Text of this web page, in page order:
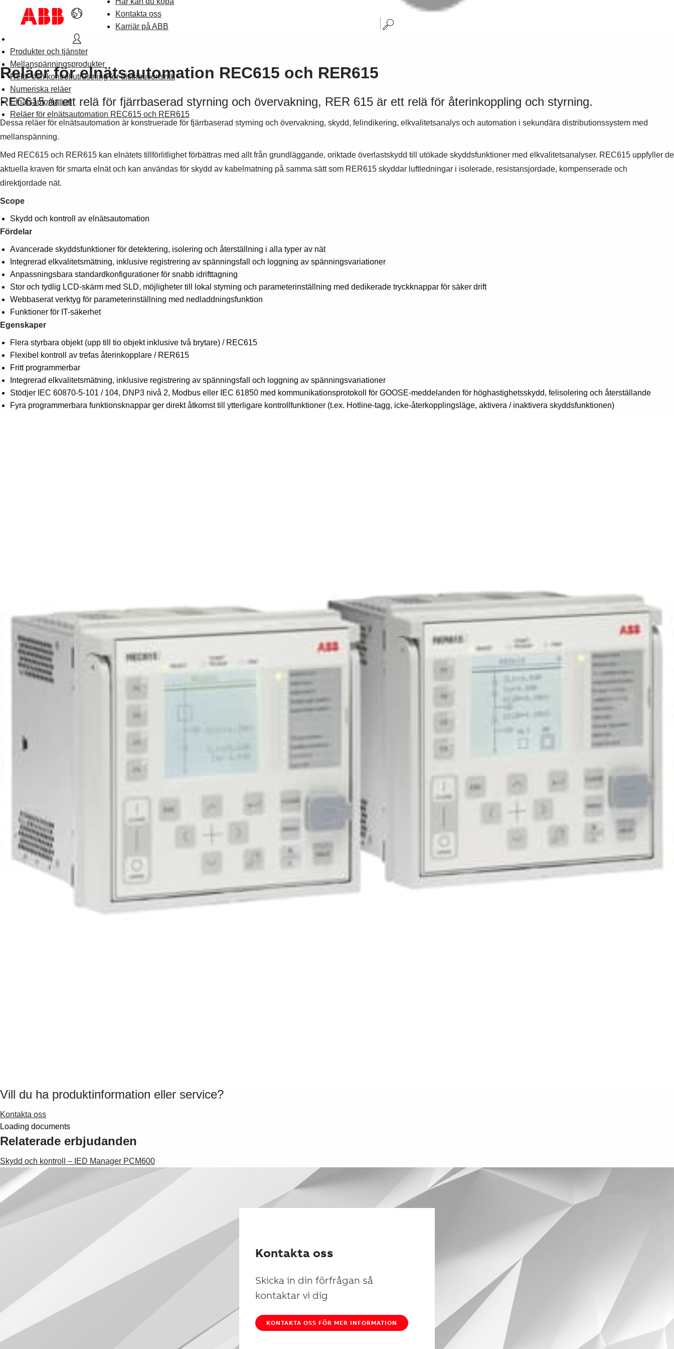
Kontakta oss
Karriär på ABB
Produkter och tjänster
Mellanspänningsprodukter
Relä- och kontrollutrustning för distributionsnät
Numeriska reläer
Elnätsautomation
Reläer för elnätsautomation REC615 och RER615
Reläer för elnätsautomation REC615 och RER615
REC615 är ett relä för fjärrbaserad styrning och övervakning, RER 615 är ett relä för återinkoppling och styrning.
Dessa reläer för elnätsautomation är konstruerade för fjärrbaserad styrning och övervakning, skydd, felindikering, elkvalitetsanalys och automation i sekundära distributionssystem med
mellanspänning.
Med REC615 och RER615 kan elnätets tillförlitlighet förbättras med allt från grundläggande, oriktade överlastskydd till utökade skyddsfunktioner med elkvalitetsanalyser. REC615 uppfyller de
aktuella kraven för smarta elnät och kan användas för skydd av kabelmatning på samma sätt som RER615 skyddar luftledningar i isolerade, resistansjordade, kompenserade och
direktjordade nät.
Scope
Skydd och kontroll av elnätsautomation
Fördelar
Avancerade skyddsfunktioner för detektering, isolering och återställning i alla typer av nät
Integrerad elkvalitetsmätning, inklusive registrering av spänningsfall och loggning av spänningsvariationer
Anpassningsbara standardkonfigurationer för snabb idrifttagning
Stor och tydlig LCD-skärm med SLD, möjligheter till lokal styrning och parameterinställning med dedikerade tryckkna­ppar för säker drift
Webbaserat verktyg för parameterinställning med nedladdningsfunktion
Funktioner för IT-säkerhet
Egenskaper
Flera styrbara objekt (upp till tio objekt inklusive två brytare) / REC615
Flexibel kontroll av trefas återinkopplare / RER615
Fritt programmerbar
Integrerad elkvalitetsmätning, inklusive registrering av spänningsfall och loggning av spänningsvariationer
Stödjer IEC 60870-5-101 / 104, DNP3 nivå 2, Modbus eller IEC 61850 med kommunikationsprotokoll för GOOSE-meddelanden för höghastighetsskydd, felisolering och återställande
Fyra programmerbara funktionsknappar ger direkt åtkomst till ytterligare kontrollfunktioner (t.ex. Hotline-tagg, icke-återkopplingsläge, aktivera / inaktivera skyddsfunktionen)
Vill du ha produktinformation eller service?
Kontakta oss
Loading documents
Relaterade erbjudanden
Skydd och kontroll – IED Manager PCM600
Kontakta oss
Skicka in din förfrågan så
kontaktar vi dig
KONTAKTA OSS FÖR MER INFORMATION